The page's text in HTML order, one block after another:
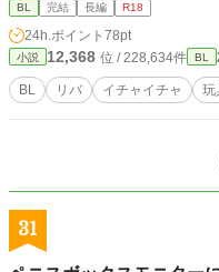
BL 完結 長編 R18
24h.ポイント 78pt
小説 12,368 位 / 228,634件 BL
BL リバ イチャイチャ 玩
31